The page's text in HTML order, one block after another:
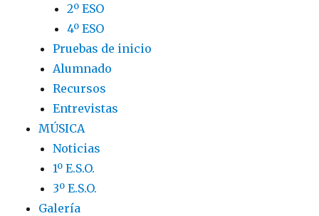
2º ESO
4º ESO
Pruebas de inicio
Alumnado
Recursos
Entrevistas
MÚSICA
Noticias
1º E.S.O.
3º E.S.O.
Galería